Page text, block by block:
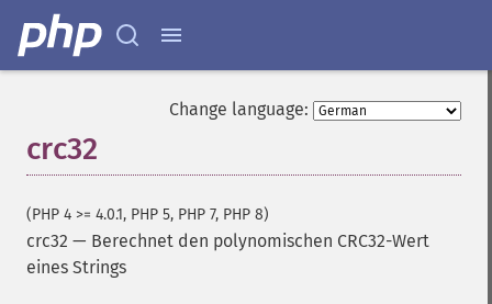
Change language:
crc32
(PHP 4 >= 4.0.1, PHP 5, PHP 7, PHP 8)
crc32 — Berechnet den polynomischen CRC32-Wert
eines Strings